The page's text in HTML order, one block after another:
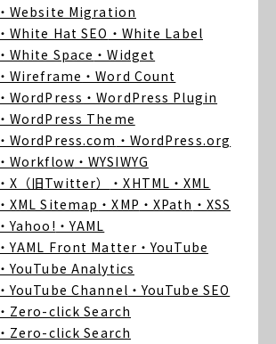
・Website Migration
・White Hat SEO ・White Label
・White Space ・Widget
・Wireframe ・Word Count
・WordPress ・WordPress Plugin
・WordPress Theme
・WordPress.com ・WordPress.org
・Workflow ・WYSIWYG
・X（旧Twitter）
・XHTML ・XML
・XML Sitemap ・XMP ・XPath ・XSS
・Yahoo! ・YAML
・YAML Front Matter ・YouTube
・YouTube Analytics
・YouTube Channel ・YouTube SEO
・Zero-click Search
・Zero-click Search